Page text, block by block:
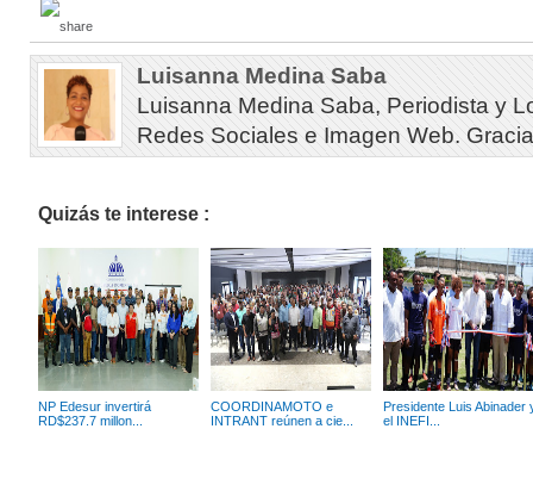
Luisanna Medina Saba
Luisanna Medina Saba, Periodista y
Redes Sociales e Imagen Web.
Quizás te interese :
NP Edesur invertirá
RD$237.7 millon...
COORDINAMOTO e
INTRANT reúnen a cie...
Presidente Luis Abinader
el INEFI...